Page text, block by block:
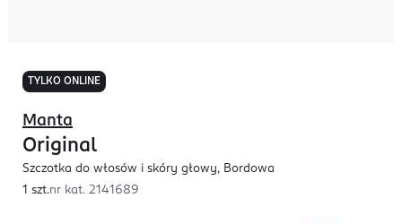
TYLKO ONLINE
Manta
Original
Szczotka do włosów i skóry głowy, Bordowa
1 szt.nr kat. 2141689